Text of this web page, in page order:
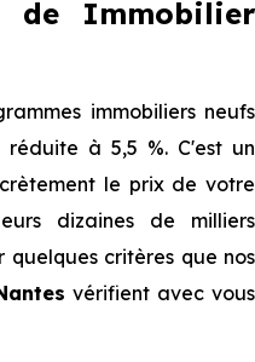
de Immobilier
immobiliers neufs
réduite à 5,5 %. C'est un
le prix de votre
dizaines de milliers
critères que nos
vérifient avec vous